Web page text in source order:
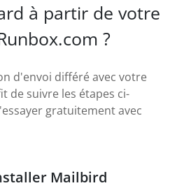
à partir de votre
?
d'envoi différé avec votre
de suivre les étapes ci-
gratuitement avec
Mailbird